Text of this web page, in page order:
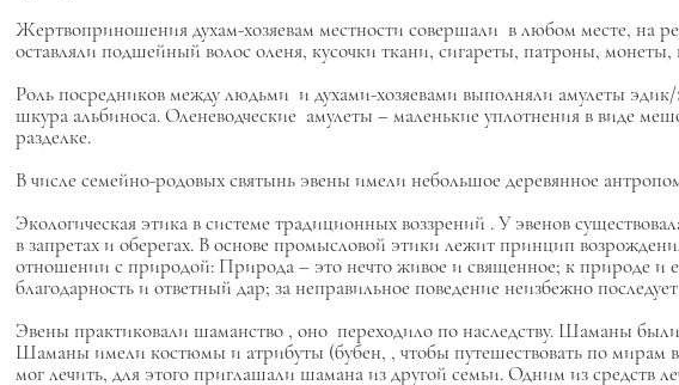
Жертвоприношения духам-хозяевам местности совершали в любом месте, на
оставляли подшейный волос оленя, кусочки ткани, сигареты, патроны,
Роль посредников между людьми и духами-хозяевами выполняли амулеты
шкура альбиноса. Оленеводческие амулеты – маленькие уплотнения в виде
разделке.
В числе семейно-родовыхсвятынь эвены имели небольшое деревянное
Экологическая этика в системе традиционных воззрений . У эвенов
в запретах и оберегах. В основе промысловой этики лежит принцип
отношении с природой: Природа – это нечто живое и священное; к природе и
благодарность и ответный дар; за неправильное поведение неизбежно
Эвены практиковали шаманство , оно переходило по наследству. Шаманы
Шаманы имели костюмы и атрибуты (бубен, , чтобы путешествовать по мирам
мог лечить, для этого приглашали шамана из другой семьи. Одним из